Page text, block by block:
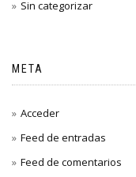
Sin categorizar
META
Acceder
Feed de entradas
Feed de comentarios